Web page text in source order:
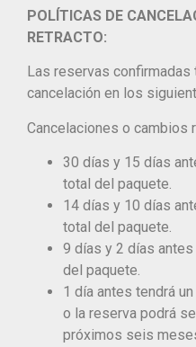
POLÍTICAS DE
RETRACTO:
Las reservas confirmadas
cancelación en los
Cancelaciones o cambios
30 días y 15 días
total del paquete.
14 días y 10 días
total del paquete.
9 días y 2 días
del paquete.
1 día antes tendrá
o la reserva podrá
próximos seis